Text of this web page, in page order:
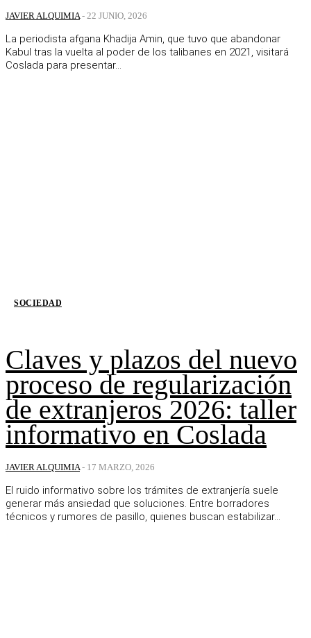
JAVIER ALQUIMIA - 22 JUNIO, 2026
La periodista afgana Khadija Amin, que tuvo que abandonar
Kabul tras la vuelta al poder de los talibanes en 2021, visitará
Coslada para presentar...
SOCIEDAD
Claves y plazos del nuevo
proceso de regularización
de extranjeros 2026: taller
informativo en Coslada
JAVIER ALQUIMIA - 17 MARZO, 2026
El ruido informativo sobre los trámites de extranjería suele
generar más ansiedad que soluciones. Entre borradores
técnicos y rumores de pasillo, quienes buscan estabilizar...